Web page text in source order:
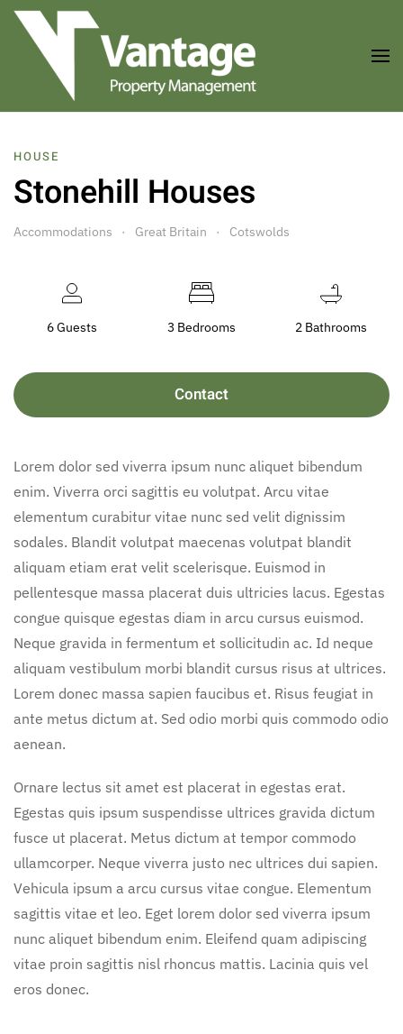
Skip to main content
HOUSE
Stonehill Houses
Accommodations Great Britain Cotswolds
6 Guests 3 Bedrooms 2 Bathrooms
Contact
Lorem dolor sed viverra ipsum nunc aliquet bibendum
enim. Viverra orci sagittis eu volutpat. Arcu vitae
elementum curabitur vitae nunc sed velit dignissim
sodales. Blandit volutpat maecenas volutpat blandit
aliquam etiam erat velit scelerisque. Euismod in
pellentesque massa placerat duis ultricies lacus. Egestas
congue quisque egestas diam in arcu cursus euismod.
Neque gravida in fermentum et sollicitudin ac. Id neque
aliquam vestibulum morbi blandit cursus risus at ultrices.
Lorem donec massa sapien faucibus et. Risus feugiat in
ante metus dictum at. Sed odio morbi quis commodo odio
aenean.
Ornare lectus sit amet est placerat in egestas erat.
Egestas quis ipsum suspendisse ultrices gravida dictum
fusce ut placerat. Metus dictum at tempor commodo
ullamcorper. Neque viverra justo nec ultrices dui sapien.
Vehicula ipsum a arcu cursus vitae congue. Elementum
sagittis vitae et leo. Eget lorem dolor sed viverra ipsum
nunc aliquet bibendum enim. Eleifend quam adipiscing
vitae proin sagittis nisl rhoncus mattis. Lacinia quis vel
eros donec.